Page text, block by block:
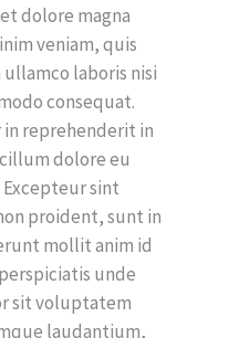
dolore magna
veniam, quis
laboris nisi
consequat.
reprehenderit in
dolore eu
sint
proident, sunt in
mollit anim id
unde
sit voluptatem
laudantium,